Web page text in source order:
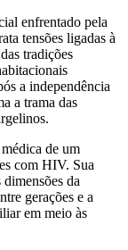
enfrentado pela
tensões ligadas à
tradições
a independência
a trama das
de um
com HIV. Sua
da
gerações e a
em meio às